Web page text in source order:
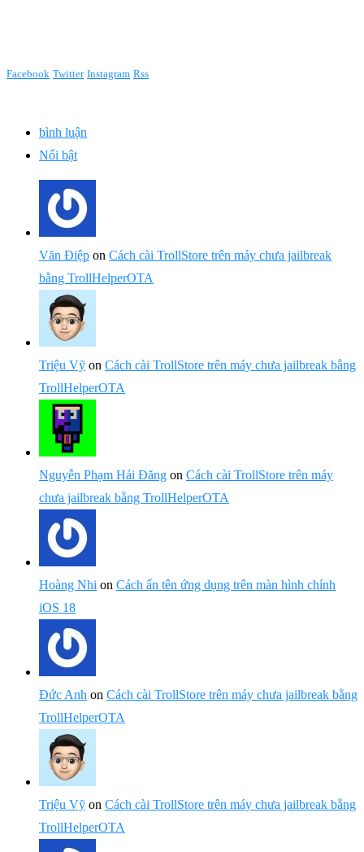
Facebook Twitter Instagram Rss
bình luận
Nổi bật
Văn Điệp on Cách cài TrollStore trên máy chưa jailbreak
bằng TrollHelperOTA
Triệu Vỹ on Cách cài TrollStore trên máy chưa jailbreak bằng
TrollHelperOTA
Nguyễn Phạm Hải Đăng on Cách cài TrollStore trên máy
chưa jailbreak bằng TrollHelperOTA
Hoàng Nhi on Cách ẩn tên ứng dụng trên màn hình chính
iOS 18
Đức Anh on Cách cài TrollStore trên máy chưa jailbreak bằng
TrollHelperOTA
Triệu Vỹ on Cách cài TrollStore trên máy chưa jailbreak bằng
TrollHelperOTA